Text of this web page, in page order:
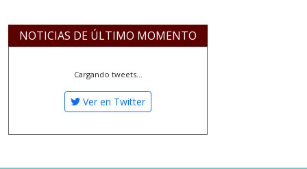
NOTICIAS DE ÚLTIMO MOMENTO
Cargando tweets...
Ver en Twitter